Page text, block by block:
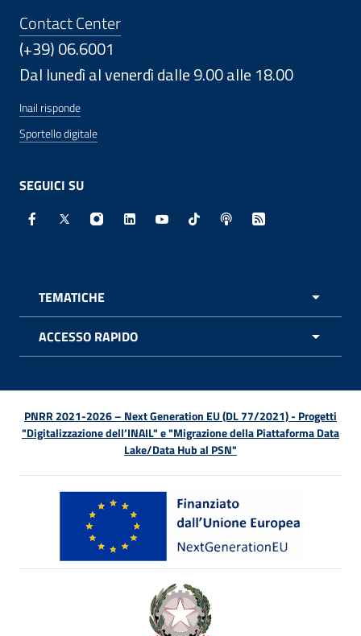
Contact Center
(+39) 06.6001
Dal lunedì al venerdì dalle 9.00 alle 18.00
Inail risponde
Sportello digitale
SEGUICI SU
Facebook - Sito esterno - Apertura in nuova finestra
X - Sito esterno - Apertura in nuova finestra
Instagram - Sito esterno - Apertura in
Linkedin - Sito esterno - Apertura in
Youtube - Sito esterno -
TikTok - Sito esterno -
Spreaker - Sito
Feed RSS -
TEMATICHE
ACCESSO RAPIDO
PNRR 2021-2026 – Next Generation EU (DL 77/2021) - Progetti
"Digitalizzazione dell’INAIL" e "Migrazione della Piattaforma Data
Lake/Data Hub al PSN"